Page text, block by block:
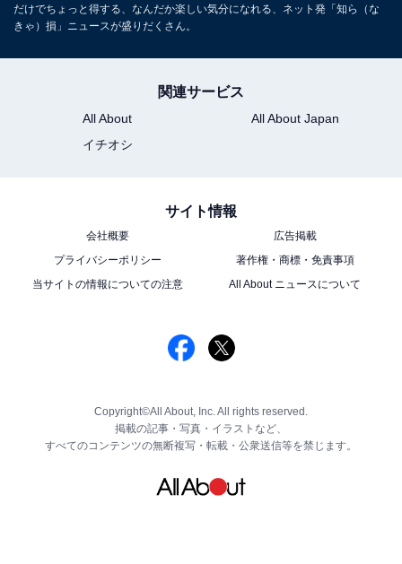
だけでちょっと得する、なんだか楽しい気分になれる、ネット発「知ら（な
きゃ）損」ニュースが盛りだくさん。
関連サービス
All About
All About Japan
イチオシ
サイト情報
会社概要
広告掲載
プライバシーポリシー
著作権・商標・免責事項
当サイトの情報についての注意
All About ニュースについて
Copyright©All About, Inc. All rights reserved.
掲載の記事・写真・イラストなど、
すべてのコンテンツの無断複写・転載・公衆送信等を禁じます。